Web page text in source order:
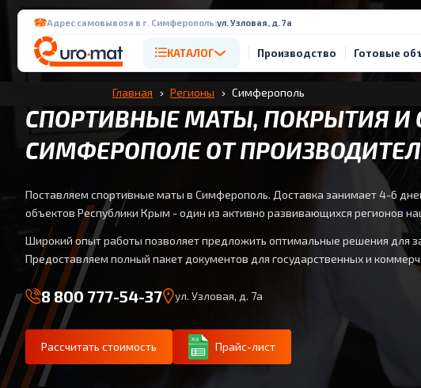
Адрес самовывоза в г. Симферополь:ул. Узловая, д. 7а
КАТАЛОГ Производство Готовые
Главная Регионы Симферополь
СПОРТИВНЫЕ МАТЫ, ПОКРЫТИЯ И
СИМФЕРОПОЛЕ ОТ
Поставляем спортивные маты в Симферополь. Доставка занимает 4-6
объектов Республики Крым - один из активно развивающихся регионов
Широкий опыт работы позволяет предложить оптимальные решения для
Предоставляем полный пакет документов для государственных и
8 800 777-54-37 ул. Узловая, д. 7а
Рассчитать стоимость Прайс-лист